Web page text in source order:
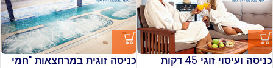
כניסה ועיסוי זוגי 45 דקות
כניסה זוגית במרחצאות "חמי